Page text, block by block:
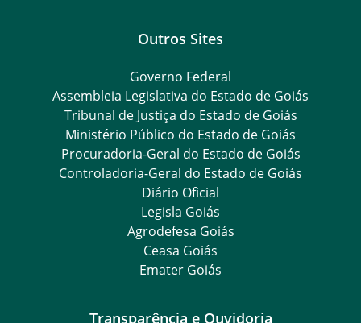
Outros Sites
Governo Federal
Assembleia Legislativa do Estado de Goiás
Tribunal de Justiça do Estado de Goiás
Ministério Público do Estado de Goiás
Procuradoria-Geral do Estado de Goiás
Controladoria-Geral do Estado de Goiás
Diário Oficial
Legisla Goiás
Agrodefesa Goiás
Ceasa Goiás
Emater Goiás
Transparência e Ouvidoria